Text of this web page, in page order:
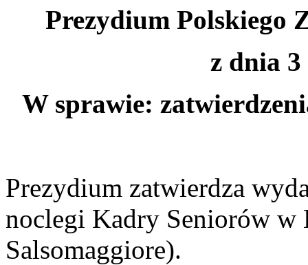
Prezydium Polskiego
z dnia 3
W sprawie:
Prezydium zatwierdza
noclegi Kadry Seniorów
Salsomaggiore).